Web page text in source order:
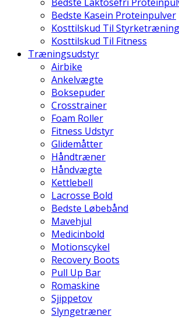
Bedste Kasein Proteinpulver
Kosttilskud Til Styrketræning
Kosttilskud Til Fitness
Træningsudstyr
Airbike
Ankelvægte
Boksepuder
Crosstrainer
Foam Roller
Fitness Udstyr
Glidemåtter
Håndtræner
Håndvægte
Kettlebell
Lacrosse Bold
Bedste Løbebånd
Mavehjul
Medicinbold
Motionscykel
Recovery Boots
Pull Up Bar
Romaskine
Sjippetov
Slyngetræner